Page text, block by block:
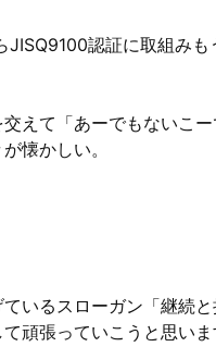
JISQ9100認証に取組みも
えて「あーでもないこー
懐かしい。
いるスローガン「継続
頑張っていこうと思いま